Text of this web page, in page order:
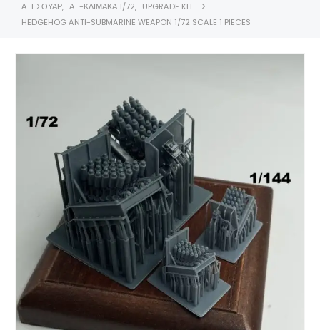
ΑΞΕΣΟΥΆΡ, ΑΞ-ΚΛΊΜΑΚΑ 1/72, UPGRADE KIT
HEDGEHOG ANTI-SUBMARINE WEAPON 1/72 SCALE 1 PIECES